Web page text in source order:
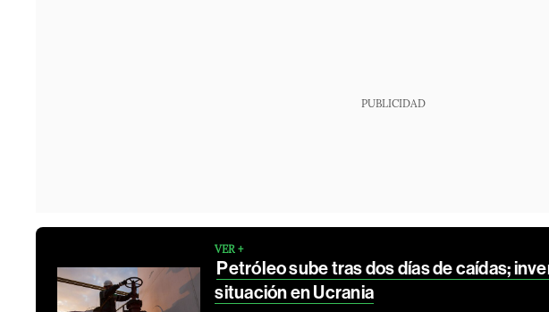
PUBLICIDAD
VER +
Petróleo sube tras dos días de caídas;
situación en Ucrania